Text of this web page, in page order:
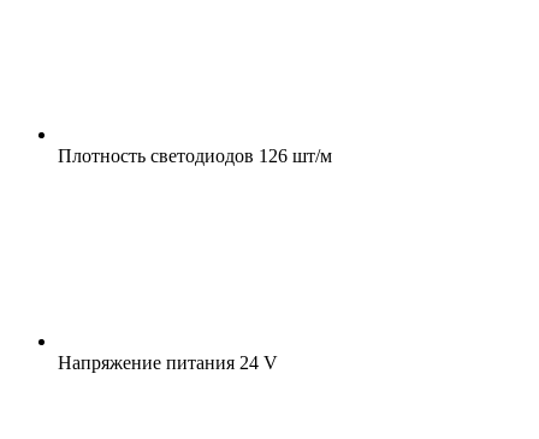
Плотность светодиодов 126 шт/м
Напряжение питания 24 V